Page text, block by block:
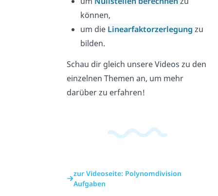
können,
um die Linearfaktorzerlegungzu
bilden.
Schau dir gleich unsere Videos zu den
einzelnen Themen an, um mehr
darüber zu erfahren!
zur Videoseite: Polynomdivision
Aufgaben